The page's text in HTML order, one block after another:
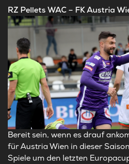
RZ Pellets WAC – FK Austria
Bereit sein, wenn es drauf
für Austria Wien in dieser
Spiele um den letzten